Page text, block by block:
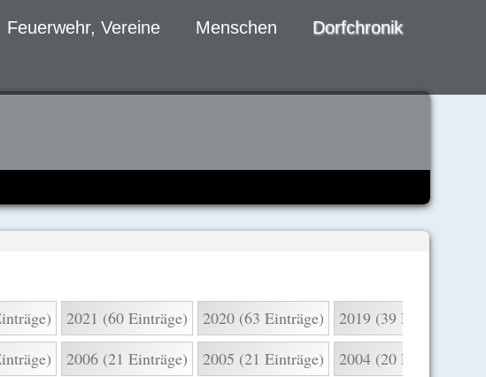
Feuerwehr, Vereine Menschen Dorfchronik
2021 (60 Einträge) 2020 (63 Einträge) 2019 (39 Einträge)
2006 (21 Einträge) 2005 (21 Einträge) 2004 (20 Einträge)